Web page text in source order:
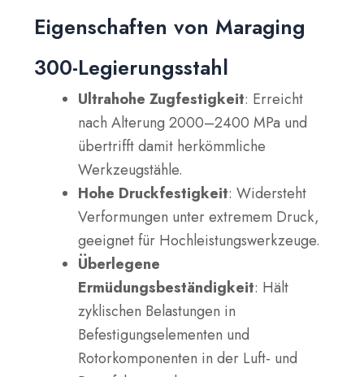
Eigenschaften von Maraging
300-Legierungsstahl
Ultrahohe Zugfestigkeit: Erreicht
nach Alterung 2000–2400 MPa und
übertrifft damit herkömmliche
Werkzeugstähle.
Hohe Druckfestigkeit: Widersteht
Verformungen unter extremem Druck,
geeignet für Hochleistungswerkzeuge.
Überlegene
Ermüdungsbeständigkeit: Hält
zyklischen Belastungen in
Befestigungselementen und
Rotorkomponenten in der Luft- und